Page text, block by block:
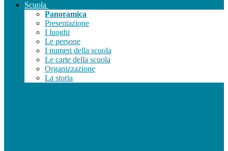
Scuola
Panoramica
Presentazione
I luoghi
Le persone
I numeri della scuola
Le carte della scuola
Organizzazione
La storia